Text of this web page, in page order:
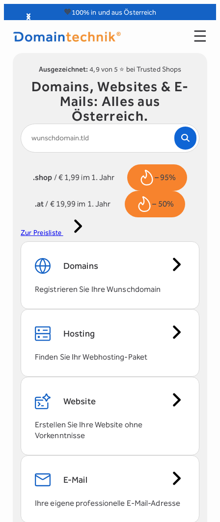
Inhalt
springen
🧡100% in und aus Österreich
☰
Ausgezeichnet: 4,9 von 5 ⭐️ bei Trusted Shops
Domains, Websites & E-
Mails: Alles aus
Österreich.
.shop / € 1,99 im 1. Jahr – 95%
.at / € 19,99 im 1. Jahr – 50%
Zur Preisliste
Domains
Registrieren Sie Ihre Wunschdomain
Hosting
Finden Sie Ihr Webhosting-Paket
Website
Erstellen Sie Ihre Website ohne
Vorkenntnisse
E-Mail
Ihre eigene professionelle E-Mail-Adresse